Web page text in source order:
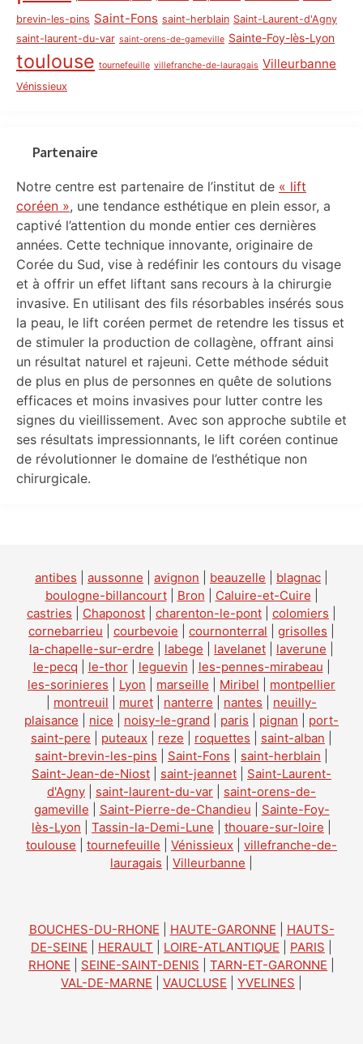
brevin-les-pins Saint-Fons saint-herblain Saint-Laurent-d'Agny
saint-laurent-du-var saint-orens-de-gameville Sainte-Foy-lès-Lyon
toulouse tournefeuille villefranche-de-lauragais Villeurbanne
Vénissieux
Partenaire
Notre centre est partenaire de l’institut de « lift
coréen », une tendance esthétique en plein essor, a
captivé l’attention du monde entier ces dernières
années. Cette technique innovante, originaire de
Corée du Sud, vise à redéfinir les contours du visage
et à offrir un effet liftant sans recours à la chirurgie
invasive. En utilisant des fils résorbables insérés sous
la peau, le lift coréen permet de retendre les tissus et
de stimuler la production de collagène, offrant ainsi
un résultat naturel et rajeuni. Cette méthode séduit
de plus en plus de personnes en quête de solutions
efficaces et moins invasives pour lutter contre les
signes du vieillissement. Avec son approche subtile et
ses résultats impressionnants, le lift coréen continue
de révolutionner le domaine de l’esthétique non
chirurgicale.
antibes aussonne avignon beauzelle blagnac
boulogne-billancourt| Bron Caluire-et-Cuire
castries
Chaponost charenton-le-pont colomiers
cornebarrieu
courbevoie cournonterral grisolles
la-chapelle-sur-erdre
labege lavelanet laverune
le-pecq
le-thor| leguevin les-pennes-mirabeau
les-sorinieres
Lyon marseille Miribel
montpellier
montreuil muret nanterre nantes
neuilly-
plaisance
nice noisy-le-grand paris pignan
port-
saint-pere
puteaux reze roquettes saint-alban
saint-brevin-les-pins
Saint-Fons saint-herblain
Saint-Jean-de-Niost
saint-jeannet
Saint-Laurent-
d'Agny
saint-laurent-du-var
saint-orens-de-
gameville
Saint-Pierre-de-Chandieu
Sainte-Foy-
lès-Lyon
Tassin-la-Demi-Lune thouare-sur-loire
toulouse
tournefeuille Vénissieux
villefranche-de-
lauragais
Villeurbanne
BOUCHES-DU-RHONE HAUTE-GARONNE
HAUTS-
DE-SEINE
HERAULT LOIRE-ATLANTIQUE PARIS
RHONE
SEINE-SAINT-DENIS TARN-ET-GARONNE
VAL-DE-MARNE
VAUCLUSE YVELINES